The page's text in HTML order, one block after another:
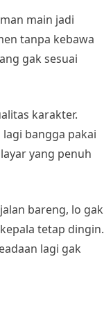
main jadi
tanpa kebawa
gak sesuai
karakter.
bangga pakai
yang penuh
bareng, lo gak
tetap dingin.
lagi gak